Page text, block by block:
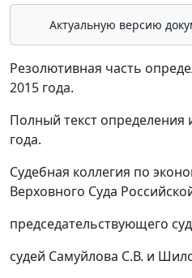
Актуальную версию
Резолютивная часть
2015 года.
Полный текст определения
года.
Судебная коллегия по
Верховного Суда
председательствующего
судей Самуйлова С.В. и